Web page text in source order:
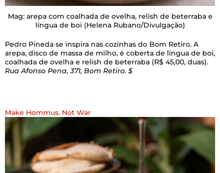
Mag: arepa com coalhada de ovelha, relish de beterraba e
língua de boi (Helena Rubano/Divulgação)
Pedro Pineda se inspira nas cozinhas do Bom Retiro. A
arepa, disco de massa de milho, é coberta de língua de boi,
coalhada de ovelha e relish de beterraba (R$ 45,00, duas).
Rua Afonso Pena, 371, Bom Retiro. $
Make Hommus. Not War